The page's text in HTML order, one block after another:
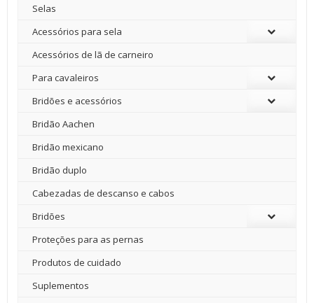
Selas
Acessórios para sela
Acessórios de lã de carneiro
Para cavaleiros
Bridões e acessórios
Bridão Aachen
Bridão mexicano
Bridão duplo
Cabezadas de descanso e cabos
Bridões
Proteções para as pernas
Produtos de cuidado
Suplementos